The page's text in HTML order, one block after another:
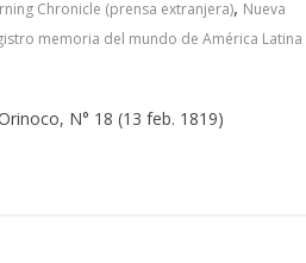
Chronicle (prensa extranjera), Nueva
memoria del mundo de América Latina
N° 18 (13 feb. 1819)